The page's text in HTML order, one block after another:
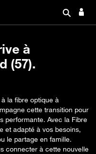
à
(57).
la fibre optique à
cette transition pour
performante. Avec la Fibre
et adapté à vos besoins,
le partage en famille.
connecter à cette nouvelle